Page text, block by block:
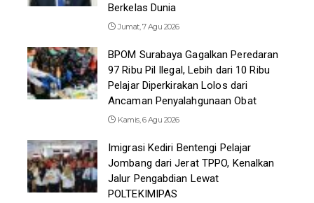
Berkelas Dunia
Jumat, 7 Agu 2026
BPOM Surabaya Gagalkan Peredaran
97 Ribu Pil Ilegal, Lebih dari 10 Ribu
Pelajar Diperkirakan Lolos dari
Ancaman Penyalahgunaan Obat
Kamis, 6 Agu 2026
Imigrasi Kediri Bentengi Pelajar
Jombang dari Jerat TPPO, Kenalkan
Jalur Pengabdian Lewat
POLTEKIMIPAS